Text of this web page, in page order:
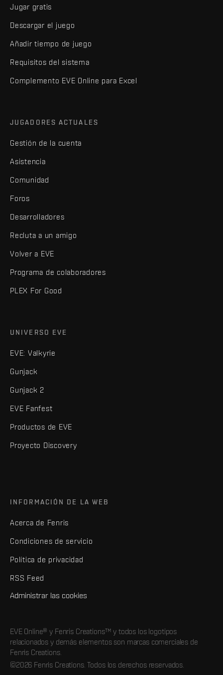
Jugar gratis
Descargar el juego
Añadir tiempo de juego
Requisitos del sistema
Complemento EVE Online para Excel
JUGADORES ACTUALES
Gestión de la cuenta
Asistencia
Comunidad
Foros
Desarrolladores
Recluta a un amigo
Volver a EVE
Programa de colaboradores
PLEX For Good
UNIVERSO EVE
EVE: Valkyrie
Gunjack
Gunjack 2
EVE Fanfest
Productos de EVE
Proyecto Discovery
INFORMACIÓN DE LA WEB
Acerca de Fenris
Condiciones de servicio
Política de privacidad
RSS Feed
Administrar las cookies
EVE Online® y Fenris Creations™ y todos los logotipos
relacionados y demás elementos son marcas comerciales de
Fenris Creations.
©2026 Fenris Creations. Todos los derechos reservados.